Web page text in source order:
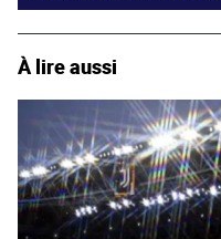
À lire aussi